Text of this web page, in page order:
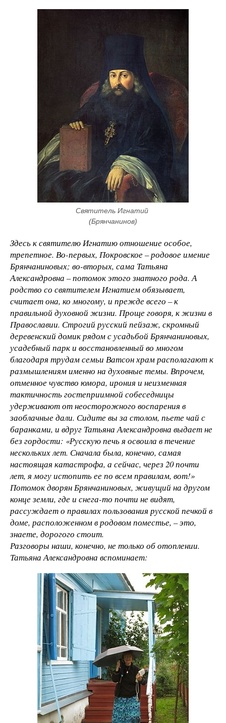
Святитель Игнатий
(Брянчанинов)
Здесь к святителю Игнатию отношение особое,
трепетное. Во-первых, Покровское – родовое имение
Брянчаниновых; во-вторых, сама Татьяна
Александровна – потомок этого знатного рода. А
родство со святителем Игнатием обязывает,
считает она, ко многому, и прежде всего – к
правильной духовной жизни. Проще говоря, к жизни в
Православии. Строгий русский пейзаж, скромный
деревенский домик рядом с усадьбой Брянчаниновых,
усадебный парк и восстановленный во многом
благодаря трудам семьи Ватсон храм располагают к
размышлениям именно на духовные темы. Впрочем,
отменное чувство юмора, ирония и неизменная
тактичность гостеприимной собеседницы
удерживают от неосторожного воспарения в
заоблачные дали. Сидите вы за столом, пьете чай с
баранками, и вдруг Татьяна Александровна выдает не
без гордости: «Русскую печь я освоила в течение
нескольких лет. Сначала была, конечно, самая
настоящая катастрофа, а сейчас, через 20 почти
лет, я могу истопить ее по всем правилам, вот!»
Потомок дворян Брянчаниновых, живущий на другом
конце земли, где и снега-то почти не видят,
рассуждает о правилах пользования русской печкой в
доме, расположенном в родовом поместье, – это,
знаете, дорогого стоит.
Разговоры наши, конечно, не только об отоплении.
Татьяна Александровна вспоминает: